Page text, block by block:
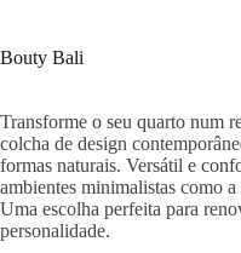
Bouty Bali
Transforme o seu quarto num
colcha de design
formas naturais. Versátil e
ambientes minimalistas como
Uma escolha perfeita para
personalidade.